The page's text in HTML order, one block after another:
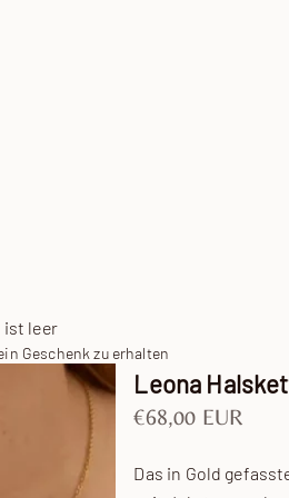
ist leer
Geschenk zu erhalten
Leona
Angebot
€68,00 EUR
Das in Gold